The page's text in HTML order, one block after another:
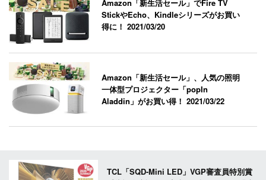
Amazon「新生活セール」でFire TV
StickやEcho、Kindleシリーズがお買い
得に！2021/03/20
Amazon「新生活セール」、人気の照明
一体型プロジェクター「popIn
Aladdin」がお買い得！2021/03/22
TCL「SQD-Mini LED」VGP審査員特別賞